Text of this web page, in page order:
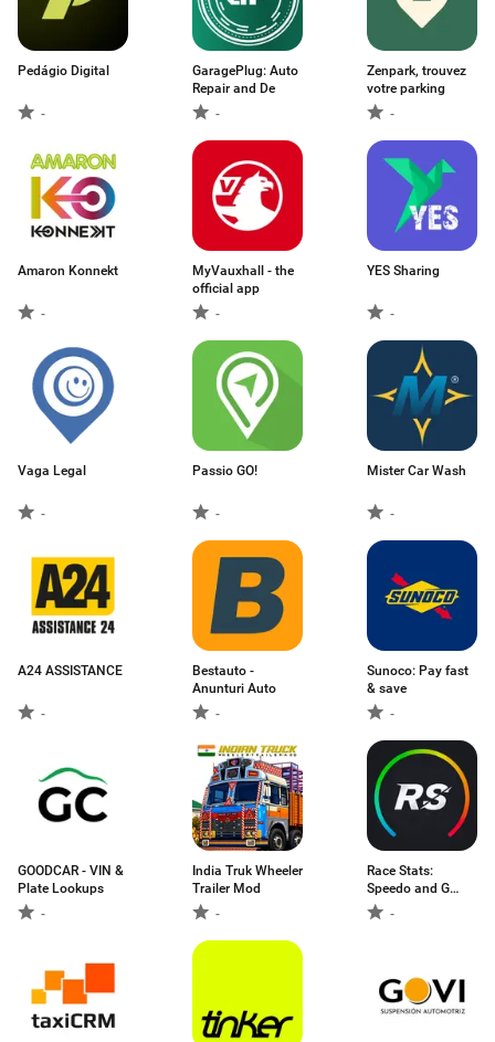
Pedágio Digital
-
GaragePlug: Auto
Repair and De
-
Zenpark, trouvez
votre parking
-
Amaron Konnekt
-
MyVauxhall - the
official app
-
YES Sharing
-
Vaga Legal
-
Passio GO!
-
Mister Car Wash
-
A24 ASSISTANCE
-
Bestauto -
Anunturi Auto
-
Sunoco: Pay fast
& save
-
GOODCAR - VIN &
Plate Lookups
-
India Truk Wheeler
Trailer Mod
-
Race Stats:
Speedo and G
Force-